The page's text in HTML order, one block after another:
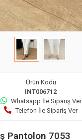
Ürün Kodu
INT006712
Whatsapp İle Sipariş Ver
Telefon İle Sipariş Ver
Pantolon 7053